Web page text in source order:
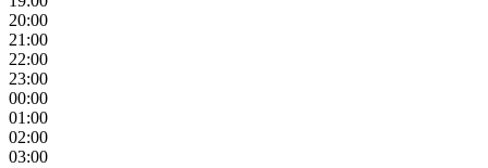
20:00
21:00
22:00
23:00
00:00
01:00
02:00
03:00